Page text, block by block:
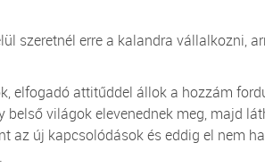
szeretnél erre a kalandra vállalkozni,
elfogadó attitűddel állok a hozzám
világok elevenednek meg, majd
az új kapcsolódások és eddig el nem